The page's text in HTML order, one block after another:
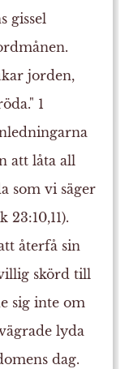
gissel
jorden,
1
att låta all
som vi säger
23:10,11).
återfå sin
skörd till
sig inte om
lyda
dag.